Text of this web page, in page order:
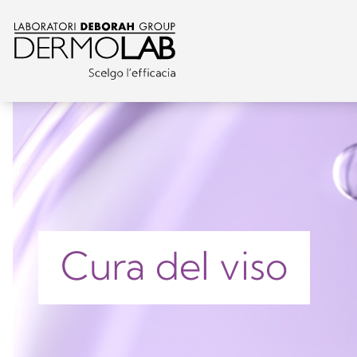
Cura del viso